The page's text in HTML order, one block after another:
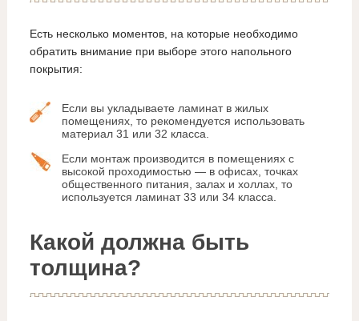
Есть несколько моментов, на которые необходимо
обратить внимание при выборе этого напольного
покрытия:
Если вы укладываете ламинат в жилых
помещениях, то рекомендуется использовать
материал 31 или 32 класса.
Если монтаж производится в помещениях с
высокой проходимостью — в офисах, точках
общественного питания, залах и холлах, то
используется ламинат 33 или 34 класса.
Какой должна быть
толщина?